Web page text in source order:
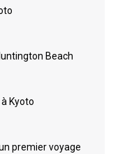
Beach
Kyoto
premier voyage